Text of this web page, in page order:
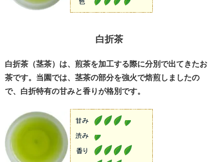
白折茶
白折茶（茎茶）は、煎茶を加工する際に分別で出てきたお
茶です。当園では、茎茶の部分を強火で焙煎しましたの
で、白折特有の甘みと香りが格別です。